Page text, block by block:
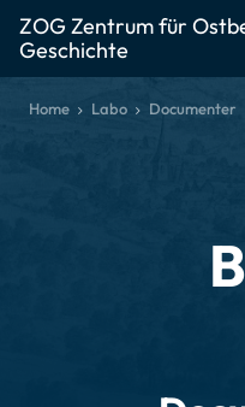
ZOG Zentrum für
Geschichte
Home Labo Documenter